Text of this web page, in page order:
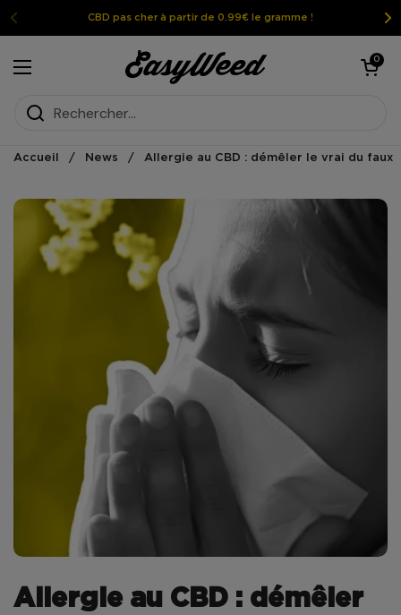
Passer au contenuCBD pas cher à partir de 0.99€ le gramme !
Ouvrir le menu
Ouvrir le
0
Accueil / News / Allergie au CBD : démêler le vrai du faux
Allergie au CBD : démêler